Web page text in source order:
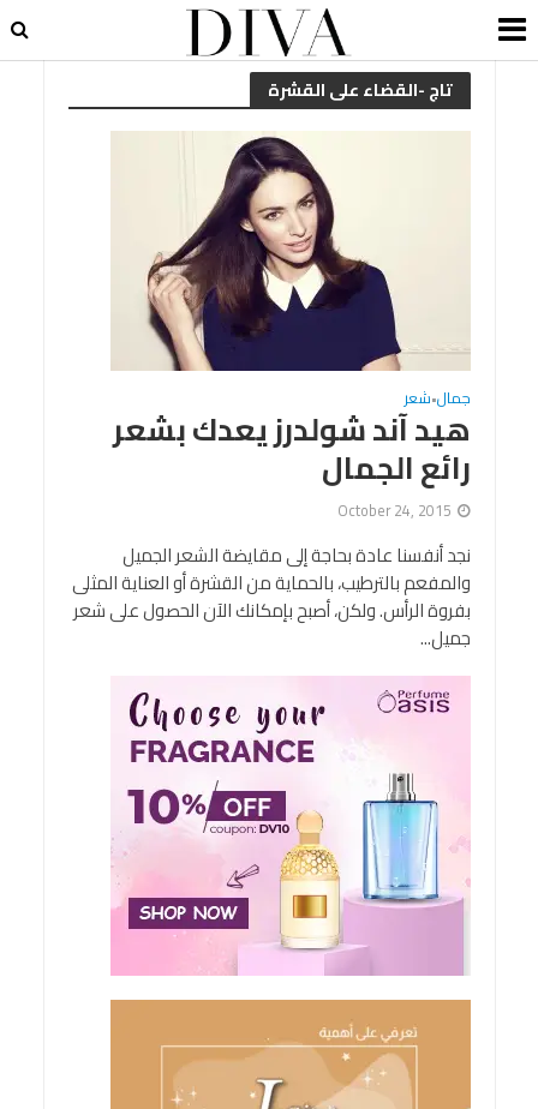
تاج -القضاء على القشرة
جمال•شعر
هيد آند شولدرز يعدك بشعر
رائع الجمال
October 24, 2015
نجد أنفسنا عادة بحاجة إلى مقايضة الشعر الجميل
والمفعم بالترطيب، بالحماية من القشرة أو العناية المثلى
بفروة الرأس. ولكن، أصبح بإمكانك الآن الحصول على شعر
جميل...